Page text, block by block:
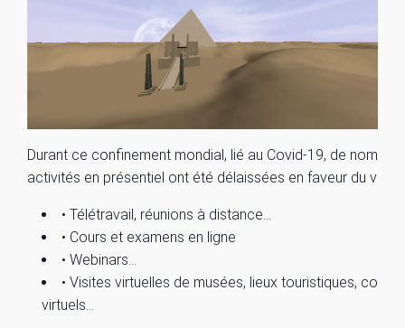
Durant ce confinement mondial, lié au Covid-19, de
activités en présentiel ont été délaissées en faveur du
• Télétravail, réunions à distance…
• Cours et examens en ligne
• Webinars…
• Visites virtuelles de musées, lieux touristiques,
virtuels…